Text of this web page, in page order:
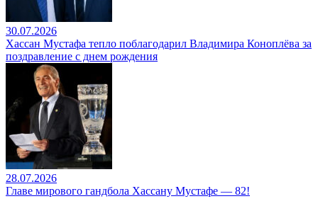
30.07.2026
Хассан Мустафа тепло поблагодарил Владимира Коноплёва за
поздравление с днем рождения
28.07.2026
Главе мирового гандбола Хассану Мустафе — 82!